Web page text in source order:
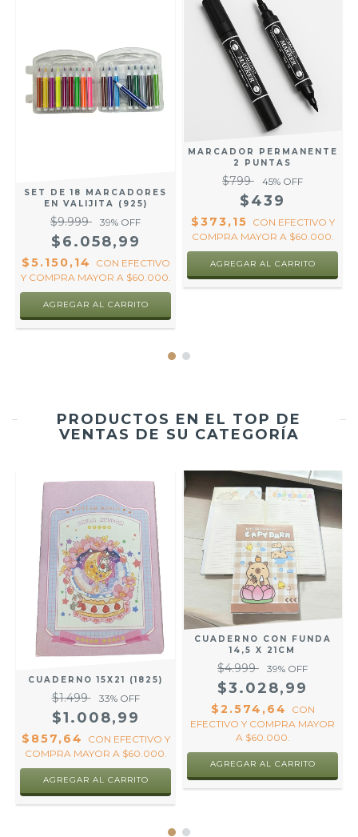
SET DE 18 MARCADORES
EN VALIJITA (925)
$9.999 39% OFF
$6.058,99
$5.150,14 CON EFECTIVO
Y COMPRA MAYOR A $60.000.
MARCADOR PERMANENTE
2 PUNTAS
$799 45% OFF
$439
$373,15 CON EFECTIVO Y
COMPRA MAYOR A $60.000.
PRODUCTOS EN EL TOP DE
VENTAS DE SU CATEGORÍA
CUADERNO 15X21 (1825)
$1.499 33% OFF
$1.008,99
$857,64 CON EFECTIVO Y
COMPRA MAYOR A $60.000.
AGREGAR AL CARRITO
CUADERNO CON FUNDA
14,5 X 21CM
$4.999 39% OFF
$3.028,99
$2.574,64
CON
EFECTIVO Y COMPRA MAYOR
A $60.000.
AGREGAR AL CARRITO